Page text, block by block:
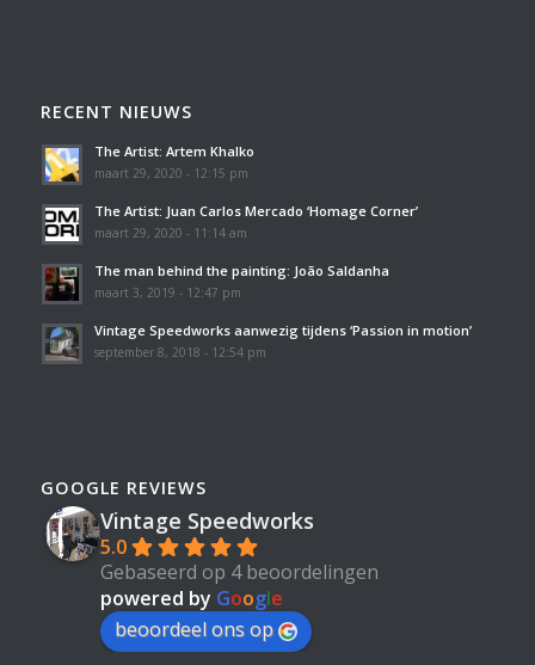
RECENT NIEUWS
The Artist: Artem Khalko
maart 29, 2020 - 12:15 pm
The Artist: Juan Carlos Mercado ‘Homage Corner’
maart 29, 2020 - 11:14 am
The man behind the painting: João Saldanha
maart 3, 2019 - 12:47 pm
Vintage Speedworks aanwezig tijdens ‘Passion in motion’
september 8, 2018 - 12:54 pm
GOOGLE REVIEWS
Vintage Speedworks
5.0
Gebaseerd op 4 beoordelingen
powered by Google
beoordeel ons op